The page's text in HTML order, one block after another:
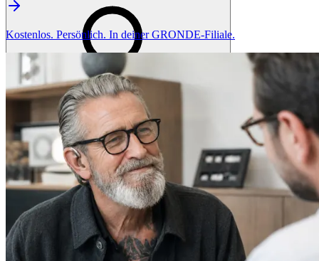
Kostenlos. Persönlich. In deiner GRONDE-Filiale.